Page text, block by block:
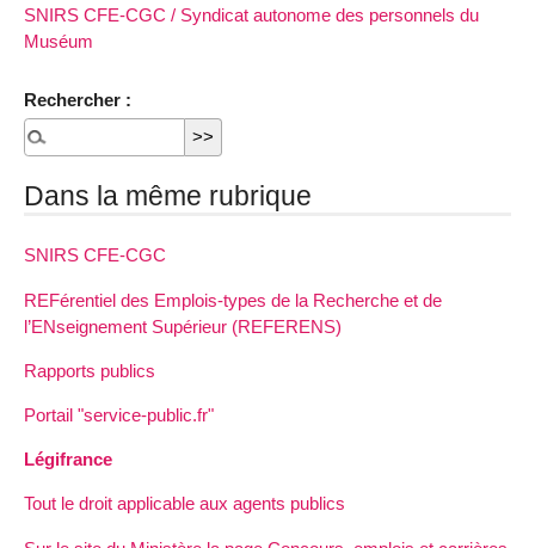
SNIRS CFE-CGC / Syndicat autonome des personnels du
Muséum
Rechercher :
Dans la même rubrique
SNIRS CFE-CGC
REFérentiel des Emplois-types de la Recherche et de
l’ENseignement Supérieur (REFERENS)
Rapports publics
Portail "service-public.fr"
Légifrance
Tout le droit applicable aux agents publics